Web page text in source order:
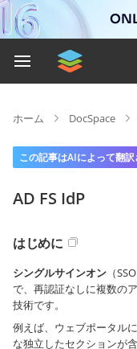
ホーム DocSpace
この記事はAIによって翻
AD FS IdP
はじめに
シングルサインオン （
で、再認証なしに複数の
技術です。
例えば、ウェブポータル
な独立したセクションが